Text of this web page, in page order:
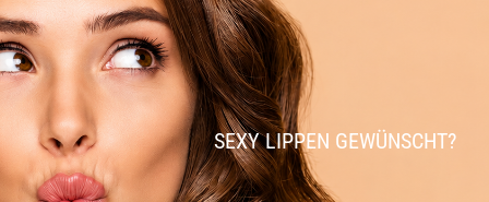
SEXY LIPPEN GEWÜNSCHT?